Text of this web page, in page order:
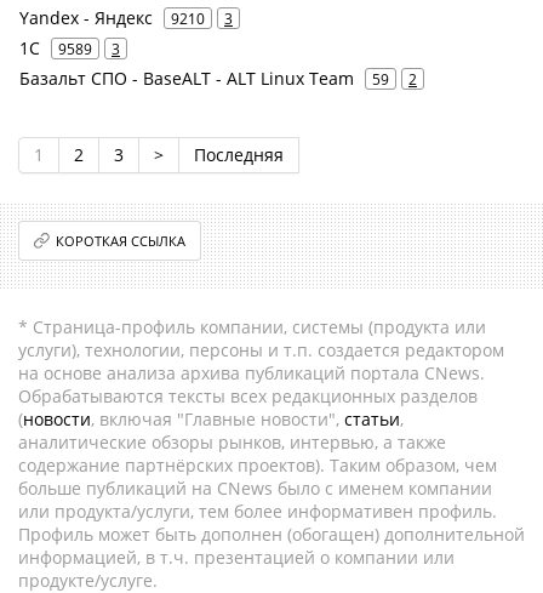
Yandex - Яндекс 9210 3
1С 9589 3
Базальт СПО - BaseALT - ALT Linux Team 59 2
1 2 3 > Последняя
КОРОТКАЯ ССЫЛКА
* Страница-профиль компании, системы (продукта или
услуги), технологии, персоны и т.п. создается редактором
на основе анализа архива публикаций портала CNews.
Обрабатываются тексты всех редакционных разделов
(новости, включая "Главные новости", статьи,
аналитические обзоры рынков, интервью, а также
содержание партнёрских проектов). Таким образом, чем
больше публикаций на CNews было с именем компании
или продукта/услуги, тем более информативен профиль.
Профиль может быть дополнен (обогащен) дополнительной
информацией, в т.ч. презентацией о компании или
продукте/услуге.